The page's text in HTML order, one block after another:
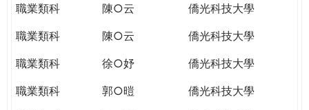
職業類科
陳○云
僑光科技大學
職業類科
陳○云
僑光科技大學
職業類科
徐○妤
僑光科技大學
職業類科
郭○暟
僑光科技大學